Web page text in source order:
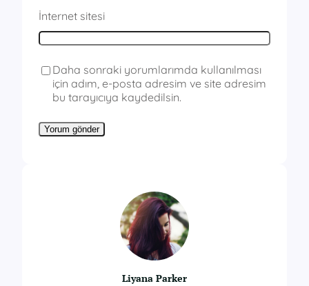
İnternet sitesi
Daha sonraki yorumlarımda kullanılması
için adım, e-posta adresim ve site adresim
bu tarayıcıya kaydedilsin.
Liyana Parker